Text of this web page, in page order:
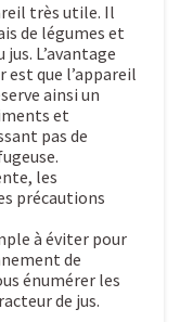
très utile. Il
de légumes et
L’avantage
est que l’appareil
ainsi un
et
pas de
les
précautions
à éviter pour
de
énumérer les
de jus.